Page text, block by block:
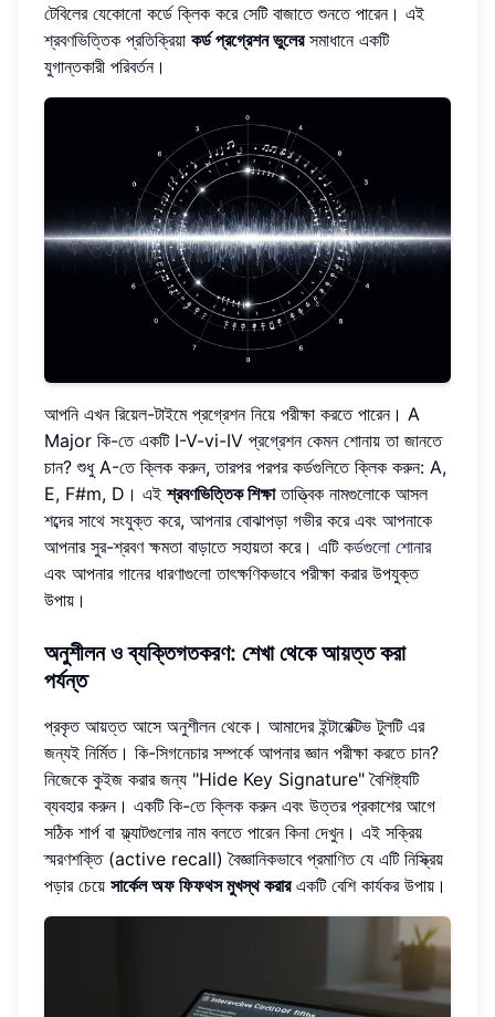
টেবিলের যেকোনো কর্ডে ক্লিক করে সেটি বাজাতে শুনতে পারেন। এই
শ্রবণভিত্তিক প্রতিক্রিয়া কর্ড প্রগ্রেশন ভুলেরসমাধানে একটি
যুগান্তকারী পরিবর্তন।
আপনি এখন রিয়েল-টাইমে প্রগ্রেশন নিয়ে পরীক্ষা করতে পারেন। A
Major কি-তে একটি I-V-vi-IV প্রগ্রেশন কেমন শোনায় তা জানতে
চান? শুধু A-তে ক্লিক করুন, তারপর পরপর কর্ডগুলিতে ক্লিক করুন: A,
E, F#m, D। এইশ্রবণভিত্তিক শিক্ষাতাত্ত্বিক নামগুলোকে আসল
শব্দের সাথে সংযুক্ত করে, আপনার বোঝাপড়া গভীর করে এবং আপনাকে
আপনার সুর-শ্রবণ ক্ষমতা বাড়াতে সহায়তা করে। এটি কর্ডগুলো শোনার
এবং আপনার গানের ধারণাগুলো তাৎক্ষণিকভাবে পরীক্ষা করার উপযুক্ত
উপায়।
অনুশীলন ও ব্যক্তিগতকরণ: শেখা থেকে আয়ত্ত করা
পর্যন্ত
প্রকৃত আয়ত্ত আসে অনুশীলন থেকে। আমাদের ইন্টারেক্টিভ টুলটি এর
জন্যই নির্মিত। কি-সিগনেচার সম্পর্কে আপনার জ্ঞান পরীক্ষা করতে চান?
নিজেকে কুইজ করার জন্য "Hide Key Signature" বৈশিষ্ট্যটি
ব্যবহার করুন। একটি কি-তে ক্লিক করুন এবং উত্তর প্রকাশের আগে
সঠিক শার্প বা ফ্ল্যাটগুলোর নাম বলতে পারেন কিনা দেখুন। এই সক্রিয়
স্মরণশক্তি (active recall) বৈজ্ঞানিকভাবে প্রমাণিত যে এটি নিস্ক্রিয়
পড়ার চেয়ে সার্কেল অফ ফিফথস মুখস্থ করারএকটি বেশি কার্যকর উপায়।